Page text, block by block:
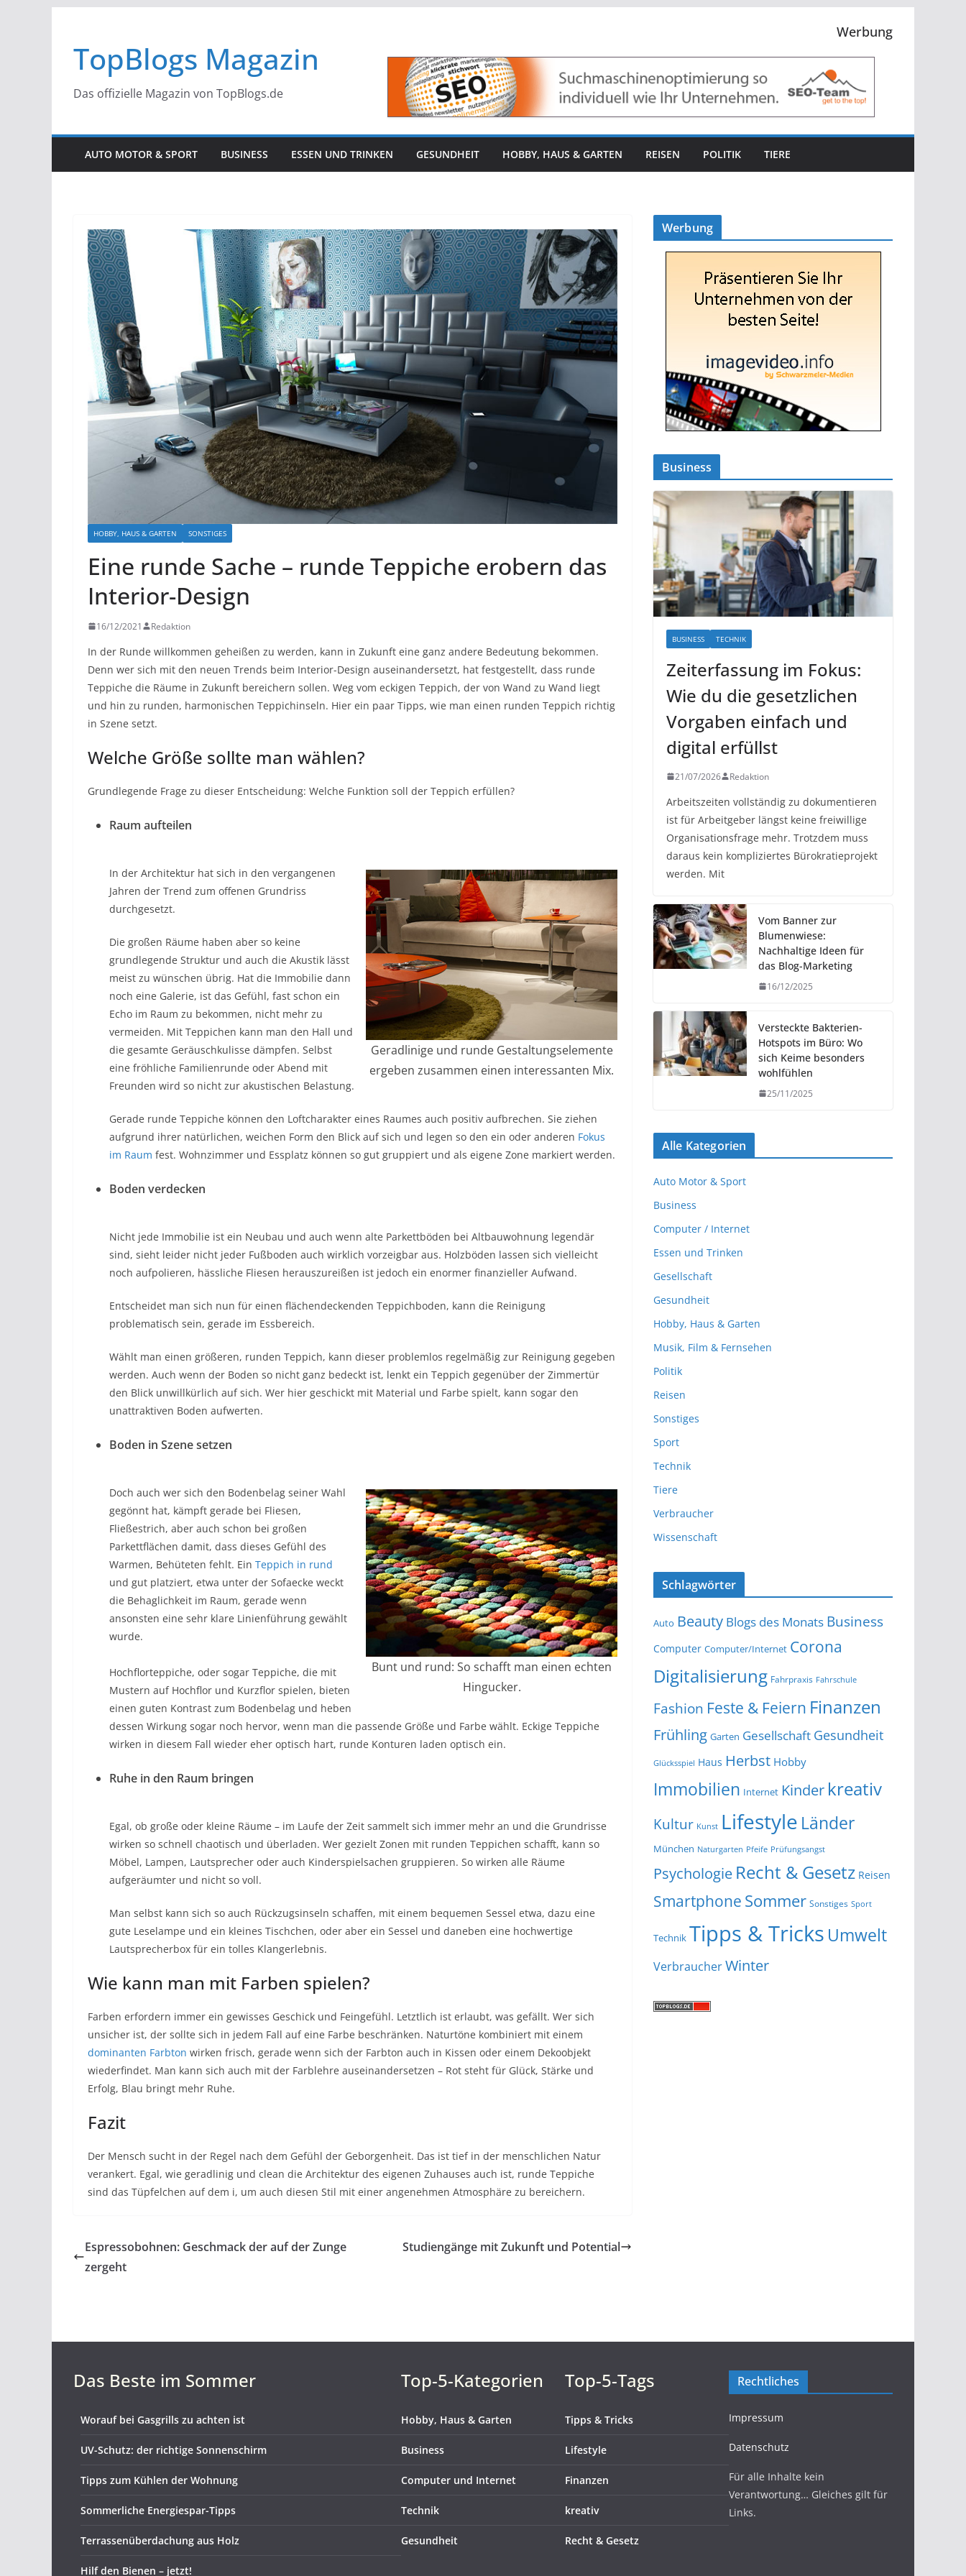
springen
TopBlogs Magazin
Das offizielle Magazin von TopBlogs.de
Werbung
AUTO MOTOR & SPORT BUSINESS ESSEN UND TRINKEN GESUNDHEIT HOBBY, HAUS & GARTEN REISEN POLITIK TIERE
HOBBY, HAUS & GARTEN SONSTIGES
Eine runde Sache – runde Teppiche erobern das
Interior-Design
16/12/2021 Redaktion
In der Runde willkommen geheißen zu werden, kann in Zukunft eine ganz andere Bedeutung bekommen.
Denn wer sich mit den neuen Trends beim Interior-Design auseinandersetzt, hat festgestellt, dass runde
Teppiche die Räume in Zukunft bereichern sollen. Weg vom eckigen Teppich, der von Wand zu Wand liegt
und hin zu runden, harmonischen Teppichinseln. Hier ein paar Tipps, wie man einen runden Teppich richtig
in Szene setzt.
Welche Größe sollte man wählen?
Grundlegende Frage zu dieser Entscheidung: Welche Funktion soll der Teppich erfüllen?
Raum aufteilen
Geradlinige und runde Gestaltungselemente
ergeben zusammen einen interessanten Mix.
In der Architektur hat sich in den vergangenen
Jahren der Trend zum offenen Grundriss
durchgesetzt.
Die großen Räume haben aber so keine
grundlegende Struktur und auch die Akustik lässt
meist zu wünschen übrig. Hat die Immobilie dann
noch eine Galerie, ist das Gefühl, fast schon ein
Echo im Raum zu bekommen, nicht mehr zu
vermeiden. Mit Teppichen kann man den Hall und
die gesamte Geräuschkulisse dämpfen. Selbst
eine fröhliche Familienrunde oder Abend mit
Freunden wird so nicht zur akustischen Belastung.
Gerade runde Teppiche können den Loftcharakter eines Raumes auch positiv aufbrechen. Sie ziehen
aufgrund ihrer natürlichen, weichen Form den Blick auf sich und legen so den ein oder anderen Fokus
im Raum fest. Wohnzimmer und Essplatz können so gut gruppiert und als eigene Zone markiert werden.
Boden verdecken
Nicht jede Immobilie ist ein Neubau und auch wenn alte Parkettböden bei Altbauwohnung legendär
sind, sieht leider nicht jeder Fußboden auch wirklich vorzeigbar aus. Holzböden lassen sich vielleicht
noch aufpolieren, hässliche Fliesen herauszureißen ist jedoch ein enormer finanzieller Aufwand.
Entscheidet man sich nun für einen flächendeckenden Teppichboden, kann die Reinigung
problematisch sein, gerade im Essbereich.
Wählt man einen größeren, runden Teppich, kann dieser problemlos regelmäßig zur Reinigung gegeben
werden. Auch wenn der Boden so nicht ganz bedeckt ist, lenkt ein Teppich gegenüber der Zimmertür
den Blick unwillkürlich auf sich. Wer hier geschickt mit Material und Farbe spielt, kann sogar den
unattraktiven Boden aufwerten.
Boden in Szene setzen
Bunt und rund: So schafft man einen echten
Hingucker.
Doch auch wer sich den Bodenbelag seiner Wahl
gegönnt hat, kämpft gerade bei Fliesen,
Fließestrich, aber auch schon bei großen
Parkettflächen damit, dass dieses Gefühl des
Warmen, Behüteten fehlt. Ein Teppich in rund
und gut platziert, etwa unter der Sofaecke weckt
die Behaglichkeit im Raum, gerade wenn
ansonsten eine sehr klare Linienführung gewählt
wurde.
Hochflorteppiche, oder sogar Teppiche, die mit
Mustern auf Hochflor und Kurzflor spielen, bieten
einen guten Kontrast zum Bodenbelag und heben
dessen Wirkung sogar noch hervor, wenn man die passende Größe und Farbe wählt. Eckige Teppiche
wirken in diesem Fall wieder eher optisch hart, runde Konturen laden optisch ein.
Ruhe in den Raum bringen
Egal, ob große oder kleine Räume – im Laufe der Zeit sammelt sich immer mehr an und die Grundrisse
wirken so schnell chaotisch und überladen. Wer gezielt Zonen mit runden Teppichen schafft, kann so
Möbel, Lampen, Lautsprecher oder auch Kinderspielsachen gruppieren. So wirken alle Räume
aufgeräumter und nicht so voll.
Man selbst kann sich so auch Rückzugsinseln schaffen, mit einem bequemen Sessel etwa, dazu eine
gute Leselampe und ein kleines Tischchen, oder aber ein Sessel und daneben eine hochwertige
Lautsprecherbox für ein tolles Klangerlebnis.
Wie kann man mit Farben spielen?
Farben erfordern immer ein gewisses Geschick und Feingefühl. Letztlich ist erlaubt, was gefällt. Wer sich
unsicher ist, der sollte sich in jedem Fall auf eine Farbe beschränken. Naturtöne kombiniert mit einem
dominanten Farbton wirken frisch, gerade wenn sich der Farbton auch in Kissen oder einem Dekoobjekt
wiederfindet. Man kann sich auch mit der Farblehre auseinandersetzen – Rot steht für Glück, Stärke und
Erfolg, Blau bringt mehr Ruhe.
Fazit
Der Mensch sucht in der Regel nach dem Gefühl der Geborgenheit. Das ist tief in der menschlichen Natur
verankert. Egal, wie geradlinig und clean die Architektur des eigenen Zuhauses auch ist, runde Teppiche
sind das Tüpfelchen auf dem i, um auch diesen Stil mit einer angenehmen Atmosphäre zu bereichern.
Espressobohnen: Geschmack der auf der Zunge
zergeht
Studiengänge mit Zukunft und Potential
Werbung
Business
BUSINESS TECHNIK
Zeiterfassung im Fokus:
Wie du die gesetzlichen
Vorgaben einfach und
digital erfüllst
21/07/2026 Redaktion
Arbeitszeiten vollständig zu dokumentieren
ist für Arbeitgeber längst keine freiwillige
Organisationsfrage mehr. Trotzdem muss
daraus kein kompliziertes Bürokratieprojekt
werden. Mit
Vom Banner zur
Blumenwiese:
Nachhaltige Ideen für
das Blog-Marketing
16/12/2025
Versteckte Bakterien-
Hotspots im Büro: Wo
sich Keime besonders
wohlfühlen
25/11/2025
Alle Kategorien
Auto Motor & Sport
Business
Computer / Internet
Essen und Trinken
Gesellschaft
Gesundheit
Hobby, Haus & Garten
Musik, Film & Fernsehen
Politik
Reisen
Sonstiges
Sport
Technik
Tiere
Verbraucher
Wissenschaft
Schlagwörter
Auto Beauty Blogs des Monats Business
Computer Computer/Internet Corona
Digitalisierung Fahrpraxis Fahrschule
Fashion Feste & Feiern Finanzen
Frühling Garten Gesellschaft Gesundheit
Glücksspiel Haus Herbst Hobby
Immobilien Internet Kinder kreativ
Kultur Kunst Lifestyle Länder
München Naturgarten Pfeife Prüfungsangst
Psychologie Recht & Gesetz Reisen
Smartphone Sommer Sonstiges Sport
Technik Tipps & Tricks Umwelt
VerbraucherWinter
Das Beste im Sommer
Worauf bei Gasgrills zu achten ist
UV-Schutz: der richtige Sonnenschirm
Tipps zum Kühlen der Wohnung
Sommerliche Energiespar-Tipps
Terrassenüberdachung aus Holz
Hilf den Bienen – jetzt!
Top-5-Kategorien
Hobby, Haus & Garten
Business
Computer und Internet
Technik
Gesundheit
Top-5-Tags
Tipps & Tricks
Lifestyle
Finanzen
kreativ
Recht & Gesetz
Rechtliches
Impressum
Datenschutz
Für alle Inhalte kein
Verantwortung… Gleiches gilt für
Links.